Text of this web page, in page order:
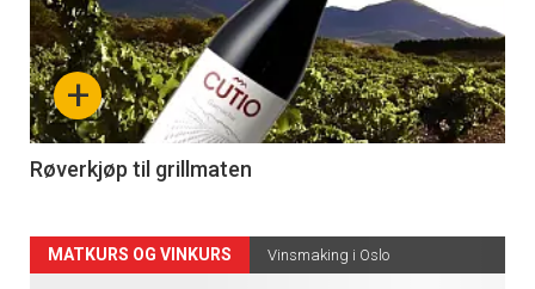
akkurat
nå
-
4
+
Røverkjøp til grillmaten
Forsiden
MATKURS OG VINKURS Vinsmaking i Oslo